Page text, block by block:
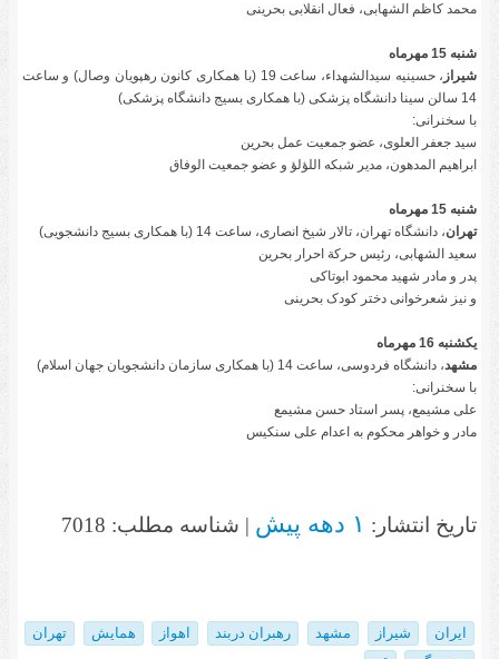
محمد کاظم الشهابی، فعال انقلابی بحرینی
شنبه 15 مهرماه
شیراز
، حسینیه سیدالشهداء، ساعت 19 (با همکاری کانون رهپویان وصال) و ساعت
14 سالن سینا دانشگاه پزشکی (با همکاری بسیج دانشگاه پزشکی)
با سخنرانی:
سید جعفر العلوی، عضو جمعیت عمل بحرین
ابراهیم المدهون، مدیر شبکه اللؤلؤ و عضو جمعیت الوفاق
شنبه 15 مهرماه
تهران، دانشگاه تهران، تالار شیخ انصاری، ساعت 14 (با همکاری بسیج دانشجویی)
سعید الشهابی، رئیس حرکة احرار بحرین
پدر و مادر شهید محمود ابوتاکی
و نیز شعرخوانی دختر کودک بحرینی
یکشنبه 16 مهرماه
مشهد، دانشگاه فردوسی، ساعت 14 (با همکاری سازمان دانشجویان جهان اسلام)
با سخنرانی:
علی مشیمع، پسر استاد حسن مشیمع
مادر و خواهر محکوم به اعدام علی سنکیس
تاریخ انتشار: ۱ دهه پیش | شناسه مطلب: 7018
ایران شیراز مشهد رهبران دربند اهواز همایش
تهران